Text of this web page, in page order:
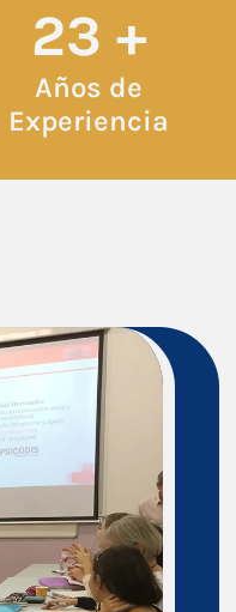
30 +
Años de
Experiencia